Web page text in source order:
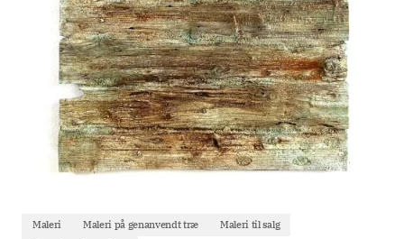
Maleri Maleri på genanvendt træ
Maleri til salg